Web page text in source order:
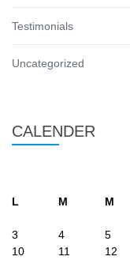
Testimonials
Uncategorized
CALENDER
L
M M
3
4 5
10
11 12